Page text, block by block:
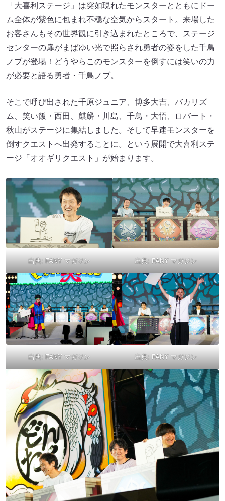
「大喜利ステージ」は突如現れたモンスターとともにドー
ム全体が紫色に包まれ不穏な空気からスタート。来場した
お客さんもその世界観に引き込まれたところで、ステージ
センターの扉がまばゆい光で照らされ勇者の姿をした千鳥
ノブが登場！どうやらこのモンスターを倒すには笑いの力
が必要と語る勇者・千鳥ノブ。
そこで呼び出された千原ジュニア、博多大吉、バカリズ
ム、笑い飯・西田、麒麟・川島、千鳥・大悟、ロバート・
秋山がステージに集結しました。そして早速モンスターを
倒すクエストへ出発することに。という展開で大喜利ステ
ージ「オオギリクエスト」が始まります。
出典: FANY マガジン 出典: FANY マガジン
出典: FANY マガジン 出典: FANY マガジン